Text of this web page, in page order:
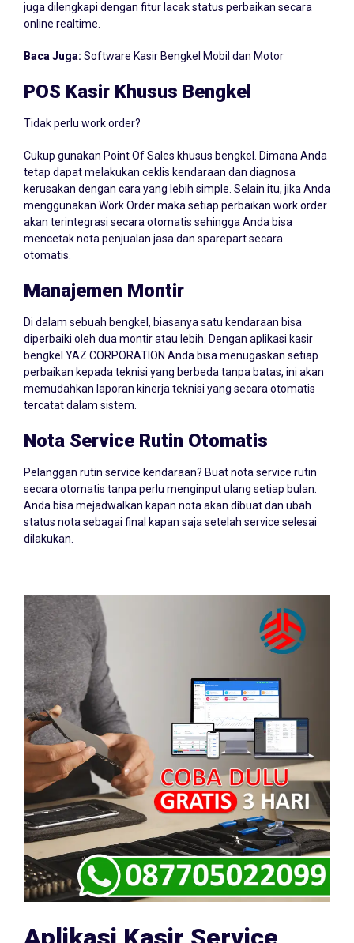
juga dilengkapi dengan fitur lacak status perbaikan secara
online realtime.
Baca Juga: Software Kasir Bengkel Mobil dan Motor
POS Kasir Khusus Bengkel
Tidak perlu work order?
Cukup gunakan Point Of Sales khusus bengkel. Dimana Anda
tetap dapat melakukan ceklis kendaraan dan diagnosa
kerusakan dengan cara yang lebih simple. Selain itu, jika Anda
menggunakan Work Order maka setiap perbaikan work order
akan terintegrasi secara otomatis sehingga Anda bisa
mencetak nota penjualan jasa dan sparepart secara
otomatis.
Manajemen Montir
Di dalam sebuah bengkel, biasanya satu kendaraan bisa
diperbaiki oleh dua montir atau lebih. Dengan aplikasi kasir
bengkel YAZ CORPORATION Anda bisa menugaskan setiap
perbaikan kepada teknisi yang berbeda tanpa batas, ini akan
memudahkan laporan kinerja teknisi yang secara otomatis
tercatat dalam sistem.
Nota Service Rutin Otomatis
Pelanggan rutin service kendaraan? Buat nota service rutin
secara otomatis tanpa perlu menginput ulang setiap bulan.
Anda bisa mejadwalkan kapan nota akan dibuat dan ubah
status nota sebagai final kapan saja setelah service selesai
dilakukan.